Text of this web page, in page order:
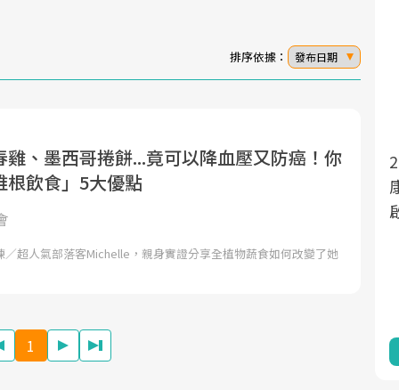
排序依據： 發布日期
雞、墨西哥捲餅...竟可以降血壓又防癌！你
根飲食」5大優點
／超人氣部落客Michelle，親身實證分享全植物蔬食如何改變了她
1
面對超高齡社會的浪潮，台灣正在快速邁
向「健康照護」的新時代。隨著國家政策
心議題。然而，健檢不只是醫療院所的服
2025年，就到良醫生活祭體驗「一站式健
康新生活」，從講座、體驗到運動，全面